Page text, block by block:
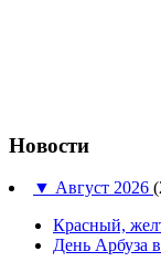
Новости
▼ Август 2026
Красный,
День Арбуза